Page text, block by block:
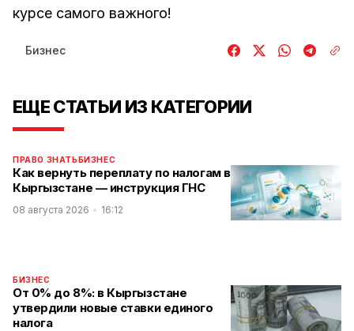
курсе самого важного!
Бизнес
ЕЩЕ СТАТЬИ ИЗ КАТЕГОРИИ
ПРАВО ЗНАТЬБИЗНЕС
Как вернуть переплату по налогам в
Кыргызстане — инструкция ГНС
08 августа 2026 16:12
БИЗНЕС
От 0% до 8%: в Кыргызстане
утвердили новые ставки единого
налога